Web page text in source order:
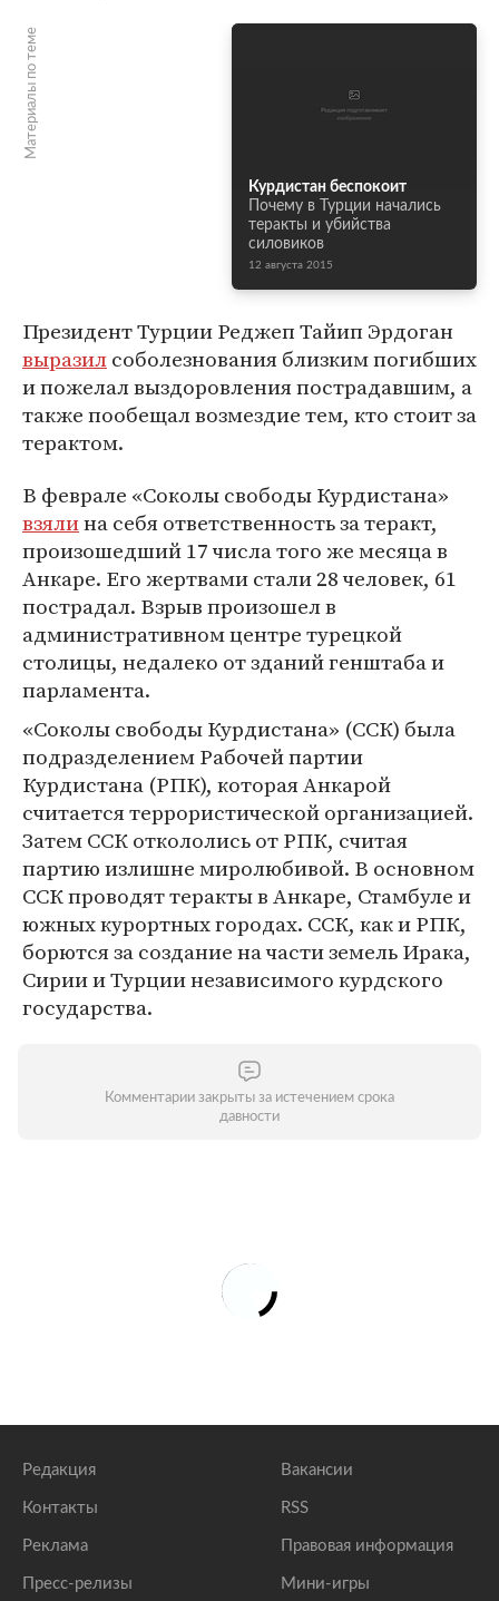
Материалы по теме
Курдистан беспокоит
Почему в Турции начались
теракты и убийства
силовиков
12 августа 2015
Президент Турции Реджеп Тайип Эрдоган
выразилсоболезнования близким погибших
и пожелал выздоровления пострадавшим, а
также пообещал возмездие тем, кто стоит за
терактом.
В феврале «Соколы свободы Курдистана»
взялина себя ответственность за теракт,
произошедший 17 числа того же месяца в
Анкаре. Его жертвами стали 28 человек, 61
пострадал. Взрыв произошел в
административном центре турецкой
столицы, недалеко от зданий генштаба и
парламента.
«Соколы свободы Курдистана» (ССК) была
подразделением Рабочей партии
Курдистана (РПК), которая Анкарой
считается террористической организацией.
Затем ССК откололись от РПК, считая
партию излишне миролюбивой. В основном
ССК проводят теракты в Анкаре, Стамбуле и
южных курортных городах. ССК, как и РПК,
борются за создание на части земель Ирака,
Сирии и Турции независимого курдского
государства.
Комментарии закрыты за истечением срока
давности
Редакция
Контакты
Реклама
Пресс-релизы
Вакансии
RSS
Правовая информация
Мини-игры